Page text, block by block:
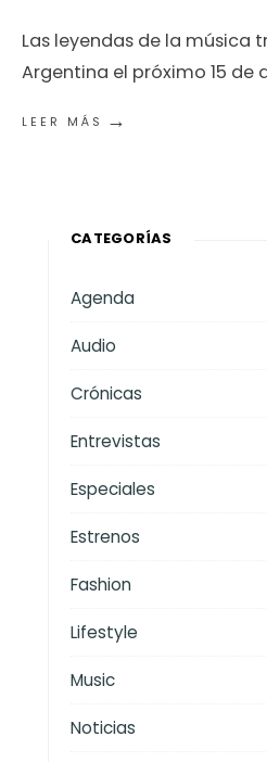
Las leyendas de la música
Argentina el próximo 15 de
LEER MÁS →
CATEGORÍAS
Agenda
Audio
Crónicas
Entrevistas
Especiales
Estrenos
Fashion
Lifestyle
Music
Noticias